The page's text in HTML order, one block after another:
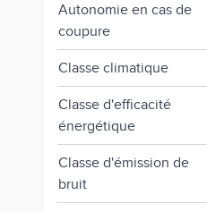
Autonomie en cas de
coupure
Classe climatique
Classe d'efficacité
énergétique
Classe d'émission de
bruit